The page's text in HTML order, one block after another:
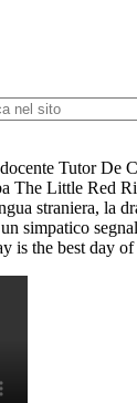
Tutor De
The Little Red
straniera, la
simpatico
is the best day